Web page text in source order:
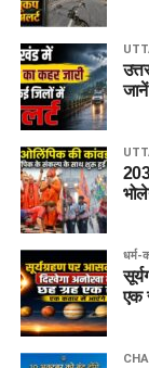
धर्म-
एक